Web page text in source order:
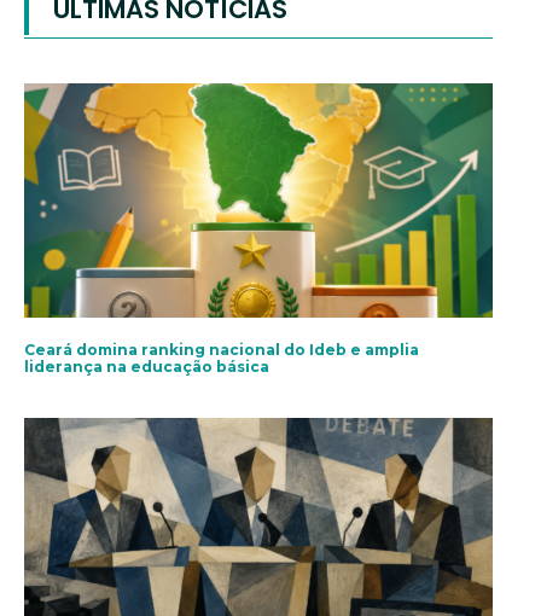
ÚLTIMAS NOTÍCIAS
Ceará domina ranking nacional do Ideb e amplia
liderança na educação básica